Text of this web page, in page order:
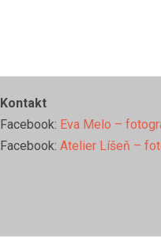
Kontakt
Facebook: Eva Melo –
Facebook: Atelier Líšeň –